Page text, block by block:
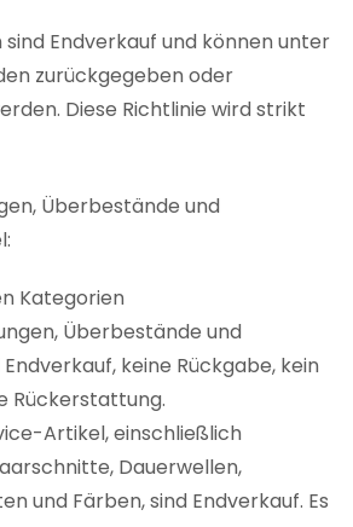
sind Endverkauf und können unter
zurückgegeben oder
Diese Richtlinie wird strikt
Überbestände und
Kategorien
Überbestände und
keine Rückgabe, kein
Rückerstattung.
Artikel, einschließlich
Dauerwellen,
und Färben, sind Endverkauf. Es